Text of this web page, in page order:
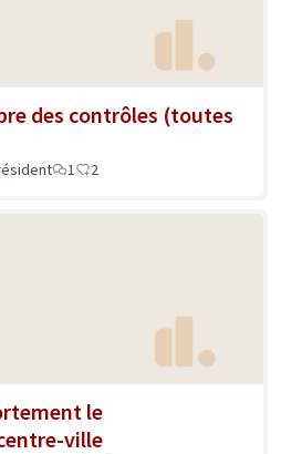
des contrôles (toutes
1 2
le
ville